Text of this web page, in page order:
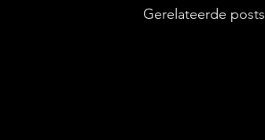
Gerelateerde posts